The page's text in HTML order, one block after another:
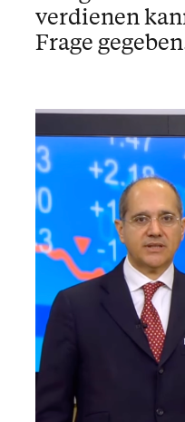
verdienen
Frage